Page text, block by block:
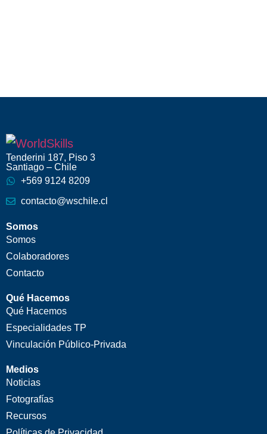
Tenderini 187, Piso 3
Santiago – Chile
+569 9124 8209
contacto@wschile.cl
Somos
Somos
Colaboradores
Contacto
Qué Hacemos
Qué Hacemos
Especialidades TP
Vinculación Público-Privada
Medios
Noticias
Fotografías
Recursos